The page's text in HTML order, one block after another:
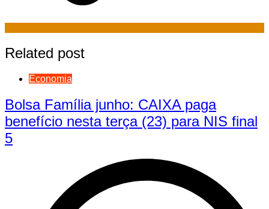
Related post
Economia
Bolsa Família junho: CAIXA paga
benefício nesta terça (23) para NIS final
5